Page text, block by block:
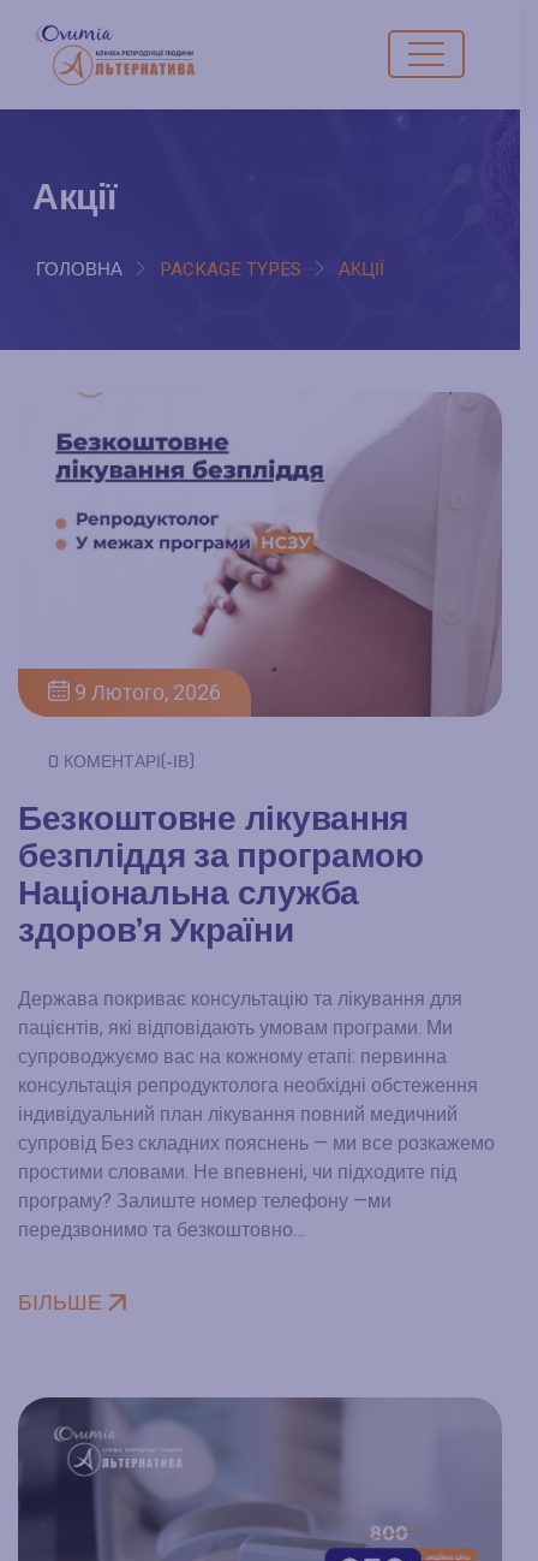
Акції
ГОЛОВНА PACKAGE TYPES АКЦІЇ
9 Лютого, 2026
0 КОМЕНТАРІ(-ІВ)
Безкоштовне лікування
безпліддя за програмою
Національна служба
здоров’я України
Держава покриває консультацію та лікування для
пацієнтів, які відповідають умовам програми. Ми
супроводжуємо вас на кожному етапі: первинна
консультація репродуктолога ⁠необхідні обстеження
⁠індивідуальний план лікування повний медичний
супровід Без складних пояснень — ми все розкажемо
простими словами. Не впевнені, чи підходите під
програму? Залиште номер телефону —ми
передзвонимо та безкоштовно…
БІЛЬШЕ